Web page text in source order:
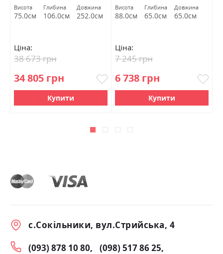
Висота
75.0см
Глибина
106.0см
Довжина
252.0см
Ціна:
34 805 грн
38 673 грн
Купити
Висота
88.0см
Глибина
65.0см
Довжина
65.0см
Ціна:
6 738 грн
7 245 грн
Купити
с.Сокільники, вул.Стрийська, 4
(093) 878 10 80
(098) 517 86 25